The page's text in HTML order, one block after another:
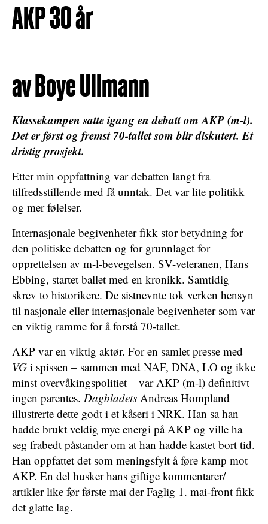
AKP 30 år
av Boye Ullmann
Klassekampen satte igang en debatt om AKP (m-l).
Det er først og fremst 70-tallet som blir diskutert. Et
dristig prosjekt.
Etter min oppfattning var debatten langt fra
tilfredsstillende med få unntak. Det var lite politikk
og mer følelser.
Internasjonale begivenheter fikk stor betydning for
den politiske debatten og for grunnlaget for
opprettelsen av m-l-bevegelsen. SV-veteranen, Hans
Ebbing, startet ballet med en kronikk. Samtidig
skrev to historikere. De sistnevnte tok verken hensyn
til nasjonale eller internasjonale begivenheter som var
en viktig ramme for å forstå 70-tallet.
AKP var en viktig aktør. For en samlet presse med
VG i spissen – sammen med NAF, DNA, LO og ikke
minst overvåkingspolitiet – var AKP (m-l) definitivt
ingen parentes. Dagbladets Andreas Hompland
illustrerte dette godt i et kåseri i NRK. Han sa han
hadde brukt veldig mye energi på AKP og ville ha
seg frabedt påstander om at han hadde kastet bort tid.
Han oppfattet det som meningsfylt å føre kamp mot
AKP. En del husker hans giftige kommentarer/
artikler like før første mai der Faglig 1. mai-front fikk
det glatte lag.